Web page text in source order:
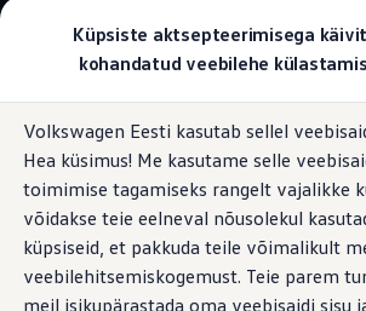
Küpsiste aktsepteerimisega
kohandatud veebilehe
Volkswagen Eesti kasutab sellel
Hea küsimus! Me kasutame selle
toimimise tagamiseks rangelt vajalikke
võidakse teie eelneval nõusolekul
küpsiseid, et pakkuda teile võimalikult
veebilehitsemiskogemust. Teie parem
meil isikupärastada oma veebisaidi sisu
põhisisu
juurde
jaluse
juurde
Valige oma Volkswagen
Mudelid ja konfiguraator
Uus ID. Cross
Konfigureeri
Volkswageni tarbesõidukid.
Volkswagen laoautode e-pood
Pakkumised ja teenused
Juubelipakkumine
Autovahetus
Garantii
Volkswagen laoautode e-pood
Juhiabisüsteemid
Mugav